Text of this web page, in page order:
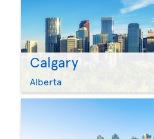
Calgary
Alberta